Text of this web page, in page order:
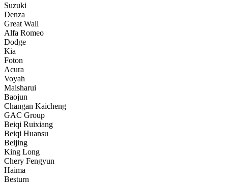
Suzuki
Denza
Great Wall
Alfa Romeo
Dodge
Kia
Foton
Acura
Voyah
Maisharui
Baojun
Changan Kaicheng
GAC Group
Beiqi Ruixiang
Beiqi Huansu
Beijing
King Long
Chery Fengyun
Haima
Besturn